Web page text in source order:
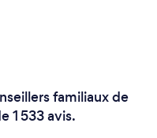
familiaux de
1 533 avis.